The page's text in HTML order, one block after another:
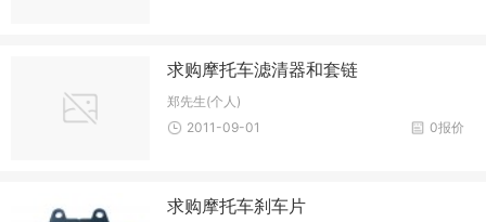
求购摩托车滤清器和套链
郑先生(个人)
0报价
2011-09-01
求购摩托车刹车片